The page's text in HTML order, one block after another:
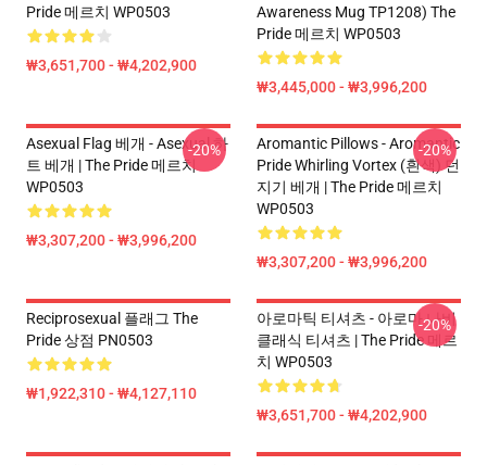
Pride 메르치 WP0503
₩3,651,700 - ₩4,202,900
Awareness Mug TP1208) The
Pride 메르치 WP0503
₩3,445,000 - ₩3,996,200
Asexual Flag 베개 - Asexual 하
트 베개 | The Pride 메르치
WP0503
₩3,307,200 - ₩3,996,200
-20%
Aromantic Pillows - Aromantic
Pride Whirling Vortex (흰색) 던
지기 베개 | The Pride 메르치
WP0503
₩3,307,200 - ₩3,996,200
-20%
Reciprosexual 플래그 The
Pride 상점 PN0503
₩1,922,310 - ₩4,127,110
아로마틱 티셔츠 - 아로마 나비
클래식 티셔츠 | The Pride 메르
치 WP0503
₩3,651,700 - ₩4,202,900
-20%